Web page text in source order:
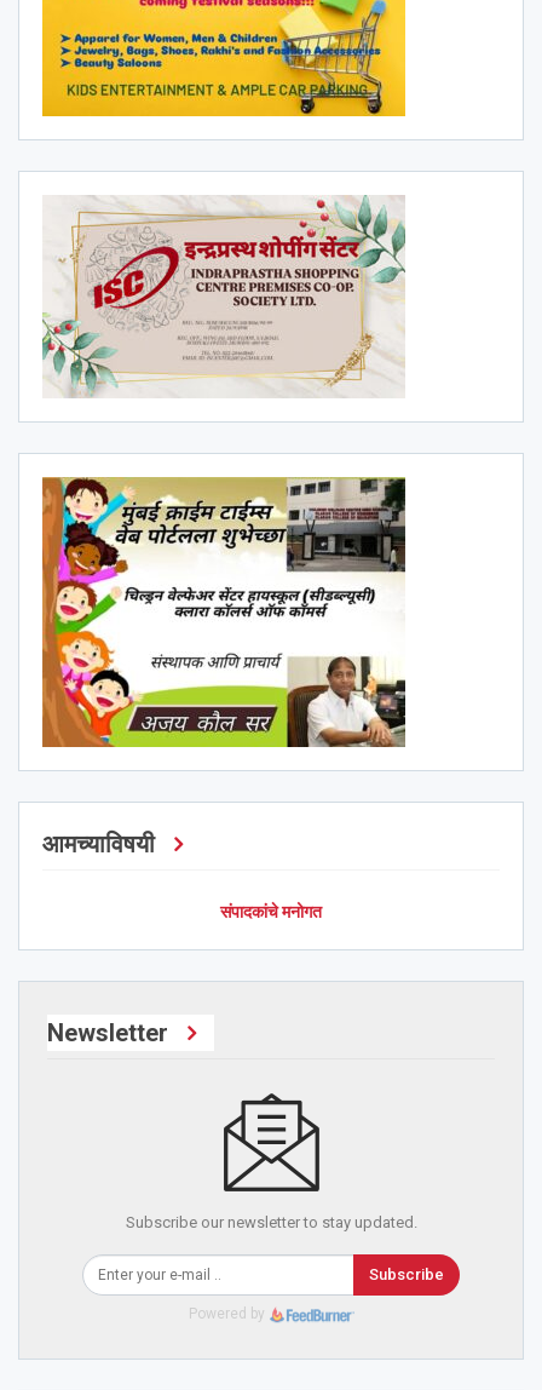
आमच्याविषयी
संपादकांचे मनोगत
Newsletter
Subscribe our newsletter to stay updated.
Subscribe
Powered by